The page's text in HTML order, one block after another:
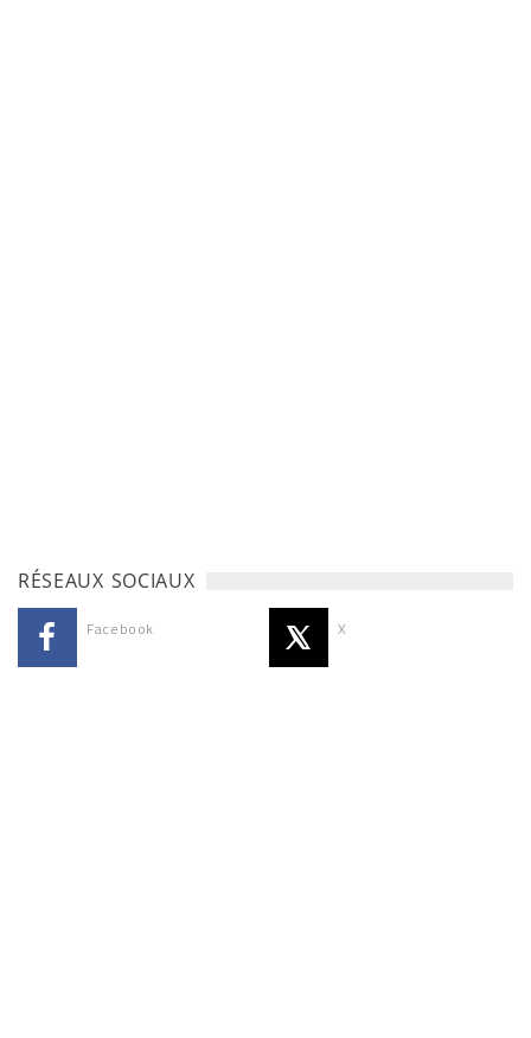
RÉSEAUX SOCIAUX
Facebook X